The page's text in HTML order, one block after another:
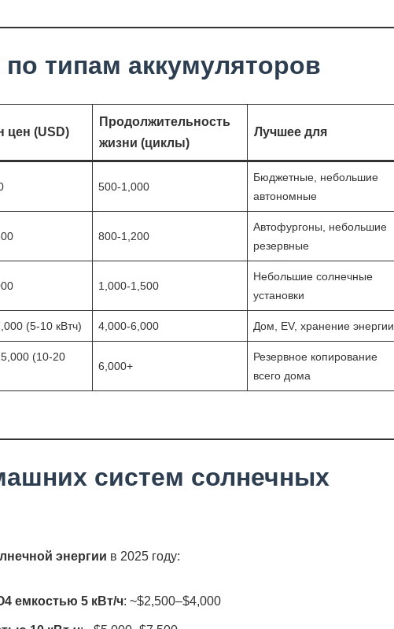
типам аккумуляторов
цен (USD)
Продолжительность
жизни (циклы)
Лучшее для
500-1,000
Бюджетные, небольшие
автономные
800-1,200
Автофургоны, небольшие
резервные
1,000-1,500
Небольшие солнечные
установки
(5-10 кВтч) 4,000-6,000 Дом, EV, хранение энергии
(10-20
6,000+
Резервное копирование
всего дома
систем солнечных
энергии в 2025 году:
емкостью 5 кВт/ч: ~$2,500–$4,000